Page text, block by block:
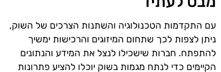
עם התקדמות הטכנולוגיה והשתנות הצרכים של השוק,
ניתן לצפות לכך שתחום המיזוגים והרכישות ימשיך
להתפתח. חברות שישכילו לנצל את המידע והנתונים
הקיימים כדי לנתח מגמות בשוק יוכלו להציע פתרונות